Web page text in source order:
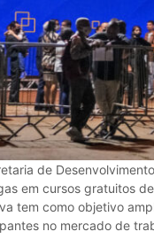
de
em cursos gratuitos
tem como objetivo
no mercado de